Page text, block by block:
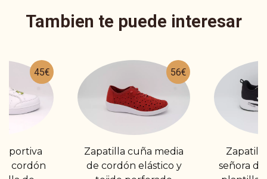
Tambien te puede interesar
45€
cordón
56€
Zapatilla cuña media
de cordón elástico y
señora